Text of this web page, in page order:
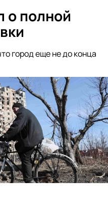
о полной
город еще не до конца